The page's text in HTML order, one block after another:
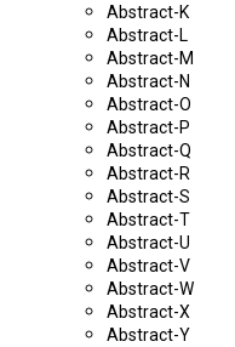
Abstract-K
Abstract-L
Abstract-M
Abstract-N
Abstract-O
Abstract-P
Abstract-Q
Abstract-R
Abstract-S
Abstract-T
Abstract-U
Abstract-V
Abstract-W
Abstract-X
Abstract-Y